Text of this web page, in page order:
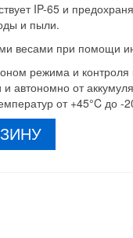
IP-65 и
и пыли.
весами при помощи
режима и
и автономно от
от +45°C до -